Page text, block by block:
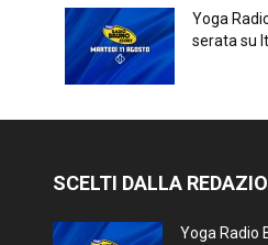
Yoga
serata su
SCELTI DALLA
Yoga Radio